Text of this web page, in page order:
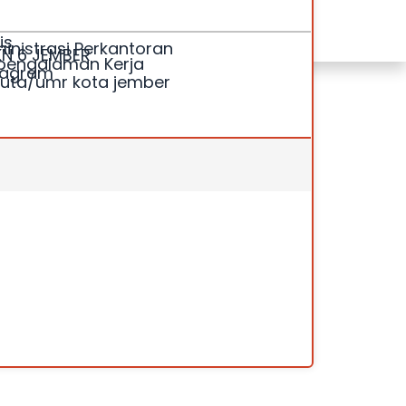
Perkantoran
6 JEMBER Kerja
umr kota jember